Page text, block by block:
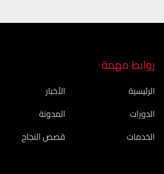
روابط مهمة
الرئيسية
الدورات
الخدمات
الأخبار
المدونة
قصص النجاح